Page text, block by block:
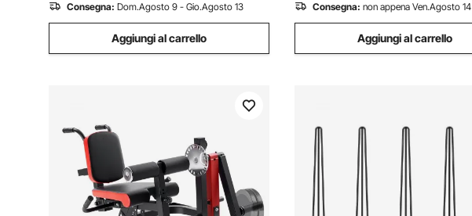
Consegna: Dom.Agosto 9 - Gio.Agosto 13
Aggiungi al carrello
Consegna: non appena Ven.Agosto 14
Aggiungi al carrello